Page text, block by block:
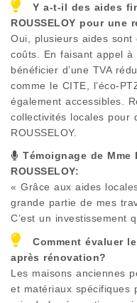
Y a-t-il des aides
ROUSSELOY pour une
Oui, plusieurs aides
coûts. En faisant appel
bénéficier d’une TVA
comme le CITE, l’éco-
également accessibles.
collectivités locales pour
ROUSSELOY.
Témoignage de
ROUSSELOY:
« Grâce aux aides
grande partie de mes
C’est un investissement
Comment évaluer
après rénovation?
Les maisons anciennes
et matériaux spécifiques